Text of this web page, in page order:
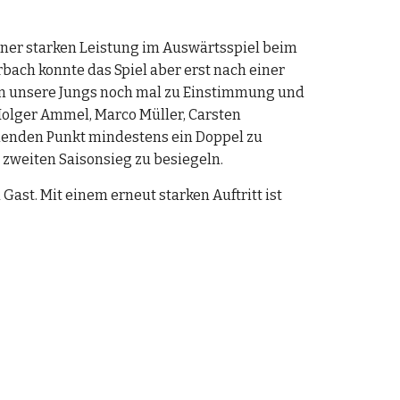
starken Leistung im Auswärtsspiel beim
konnte das Spiel aber erst nach einer
Jungs noch mal zu Einstimmung und
Ammel, Marco Müller, Carsten
Punkt mindestens ein Doppel zu
Saisonsieg zu besiegeln.
Gast. Mit einem erneut starken Auftritt ist